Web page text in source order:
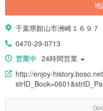
地
千葉県館山市洲崎１６９７
0470-29-0713
営業中 24時間営業
http://enjoy-